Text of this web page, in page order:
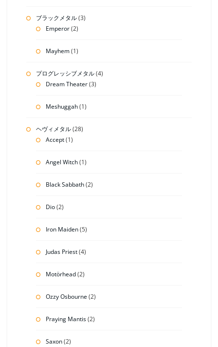
ブラックメタル(3)
Emperor(2)
Mayhem(1)
プログレッシブメタル(4)
Dream Theater(3)
Meshuggah(1)
ヘヴィメタル(28)
Accept(1)
Angel Witch(1)
Black Sabbath(2)
Dio(2)
Iron Maiden(5)
Judas Priest(4)
Motörhead(2)
Ozzy Osbourne(2)
Praying Mantis(2)
Saxon(2)